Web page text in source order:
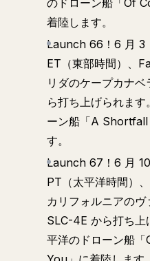
のドローン船「Of
着陸します。
Launch 66！6 月 3
ET（東部時間）、
リダのケープカナ
ら打ち上げられま
ーン船「A Shortfall
す。
Launch 67！6 月
PT（太平洋時間）
カリフォルニアのヴ
SLC-4E から打ち上
平洋のドローン船